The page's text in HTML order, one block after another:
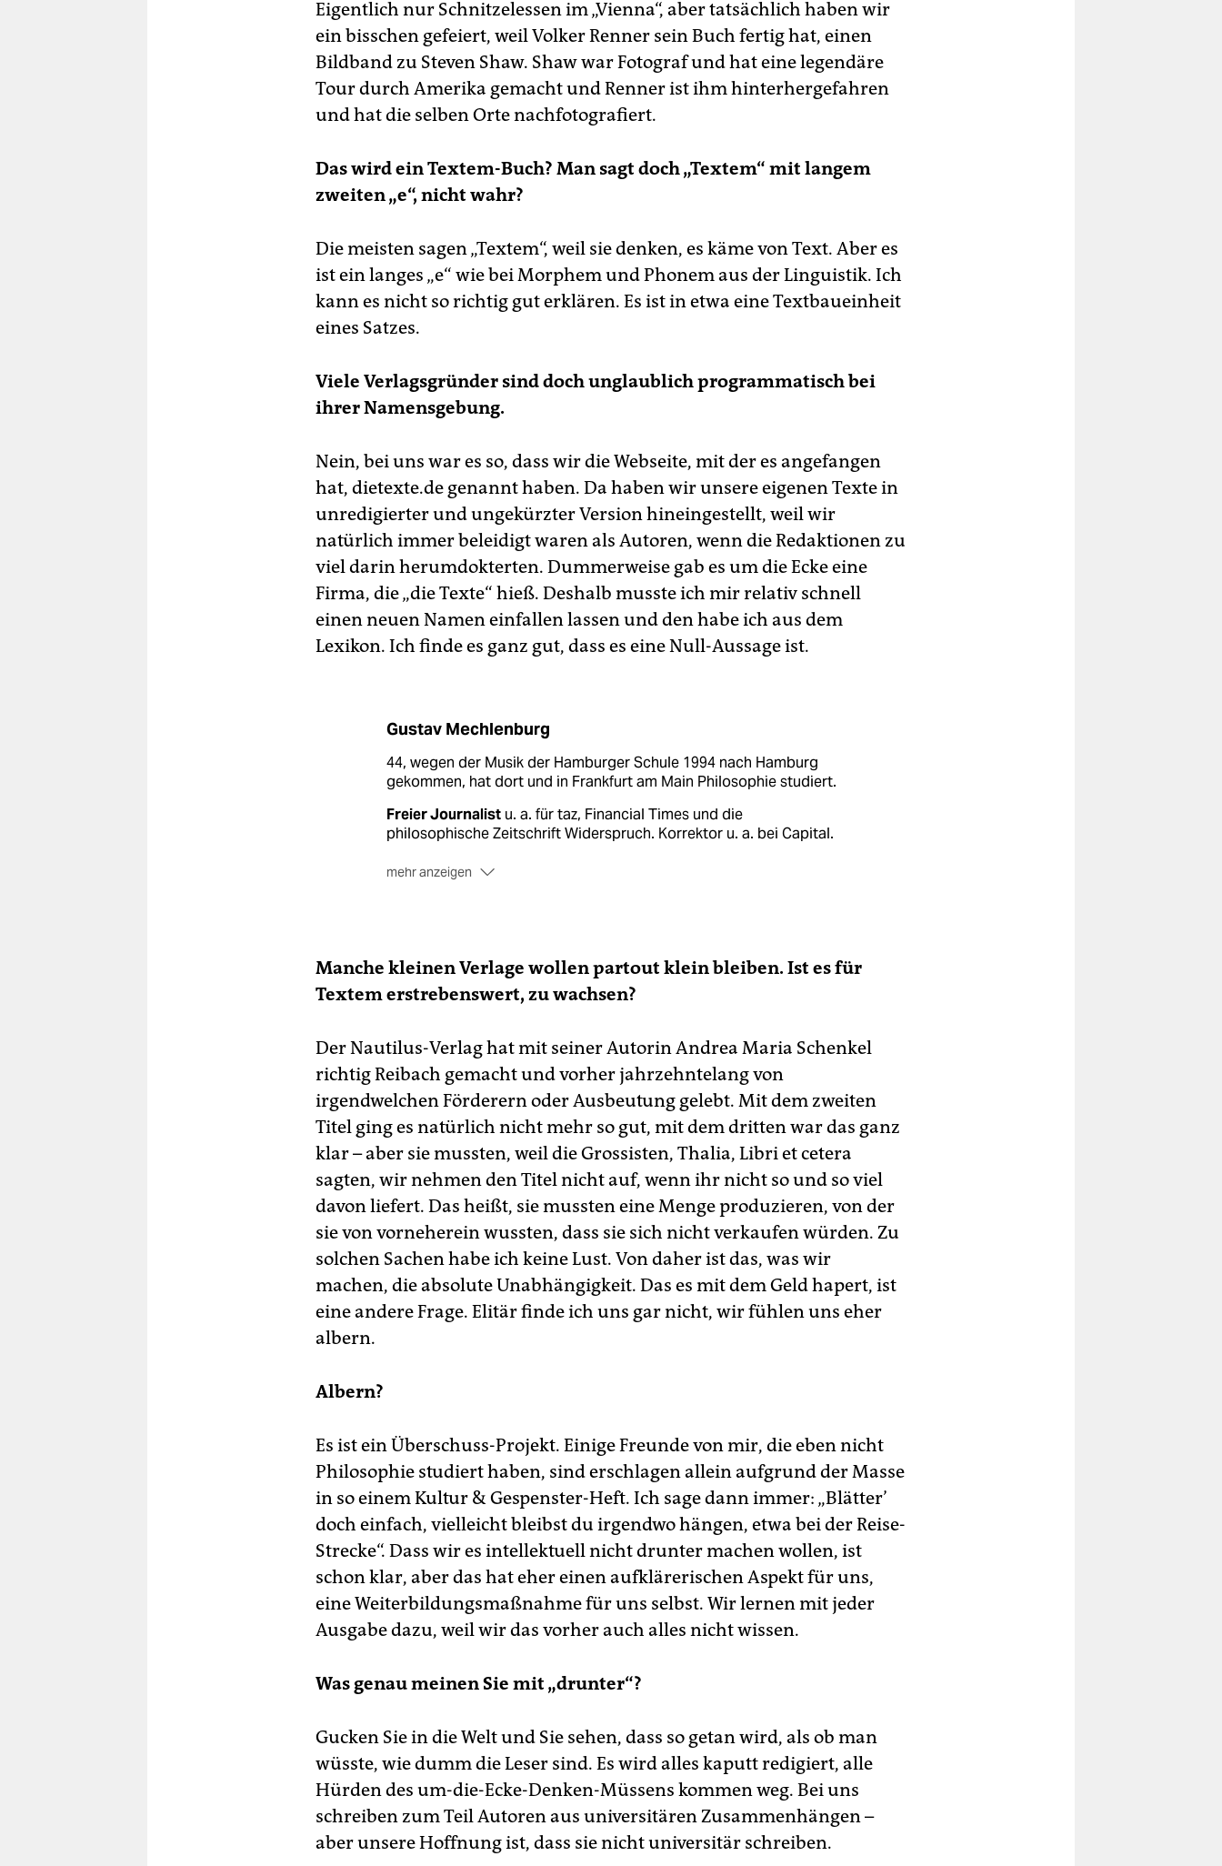
Eigentlich nur Schnitzelessen im „Vienna“, aber tatsächlich haben wir
ein bisschen gefeiert, weil Volker Renner sein Buch fertig hat, einen
Bildband zu Steven Shaw. Shaw war Fotograf und hat eine legendäre
Tour durch Amerika gemacht und Renner ist ihm hinterhergefahren
und hat die selben Orte nachfotografiert.
Das wird ein Textem-Buch? Man sagt doch „Textem“ mit langem
zweiten „e“, nicht wahr?
Die meisten sagen „Textem“, weil sie denken, es käme von Text. Aber es
ist ein langes „e“ wie bei Morphem und Phonem aus der Linguistik. Ich
kann es nicht so richtig gut erklären. Es ist in etwa eine Textbaueinheit
eines Satzes.
Viele Verlagsgründer sind doch unglaublich programmatisch bei
ihrer Namensgebung.
Nein, bei uns war es so, dass wir die Webseite, mit der es angefangen
hat, dietexte.de genannt haben. Da haben wir unsere eigenen Texte in
unredigierter und ungekürzter Version hineingestellt, weil wir
natürlich immer beleidigt waren als Autoren, wenn die Redaktionen zu
viel darin herumdokterten. Dummerweise gab es um die Ecke eine
Firma, die „die Texte“ hieß. Deshalb musste ich mir relativ schnell
einen neuen Namen einfallen lassen und den habe ich aus dem
Lexikon. Ich finde es ganz gut, dass es eine Null-Aussage ist.
Gustav Mechlenburg
44, wegen der Musik der Hamburger Schule 1994 nach Hamburg
gekommen, hat dort und in Frankfurt am Main Philosophie studiert.
Freier Journalistu. a. für taz, Financial Times und die
philosophische Zeitschrift Widerspruch. Korrektor u. a. bei Capital.
mehr anzeigen
Hochschule für Künste Bremen kam 2012 heraus.
Manche kleinen Verlage wollen partout klein bleiben. Ist es für
Textem erstrebenswert, zu wachsen?
Der Nautilus-Verlag hat mit seiner Autorin Andrea Maria Schenkel
richtig Reibach gemacht und vorher jahrzehntelang von
irgendwelchen Förderern oder Ausbeutung gelebt. Mit dem zweiten
Titel ging es natürlich nicht mehr so gut, mit dem dritten war das ganz
klar – aber sie mussten, weil die Grossisten, Thalia, Libri et cetera
sagten, wir nehmen den Titel nicht auf, wenn ihr nicht so und so viel
davon liefert. Das heißt, sie mussten eine Menge produzieren, von der
sie von vorneherein wussten, dass sie sich nicht verkaufen würden. Zu
solchen Sachen habe ich keine Lust. Von daher ist das, was wir
machen, die absolute Unabhängigkeit. Das es mit dem Geld hapert, ist
eine andere Frage. Elitär finde ich uns gar nicht, wir fühlen uns eher
albern.
Albern?
Es ist ein Überschuss-Projekt. Einige Freunde von mir, die eben nicht
Philosophie studiert haben, sind erschlagen allein aufgrund der Masse
in so einem Kultur & Gespenster-Heft. Ich sage dann immer: „Blätter’
doch einfach, vielleicht bleibst du irgendwo hängen, etwa bei der Reise-
Strecke“. Dass wir es intellektuell nicht drunter machen wollen, ist
schon klar, aber das hat eher einen aufklärerischen Aspekt für uns,
eine Weiterbildungsmaßnahme für uns selbst. Wir lernen mit jeder
Ausgabe dazu, weil wir das vorher auch alles nicht wissen.
Was genau meinen Sie mit „drunter“?
Gucken Sie in die Welt und Sie sehen, dass so getan wird, als ob man
wüsste, wie dumm die Leser sind. Es wird alles kaputt redigiert, alle
Hürden des um-die-Ecke-Denken-Müssens kommen weg. Bei uns
schreiben zum Teil Autoren aus universitären Zusammenhängen –
aber unsere Hoffnung ist, dass sie nicht universitär schreiben.